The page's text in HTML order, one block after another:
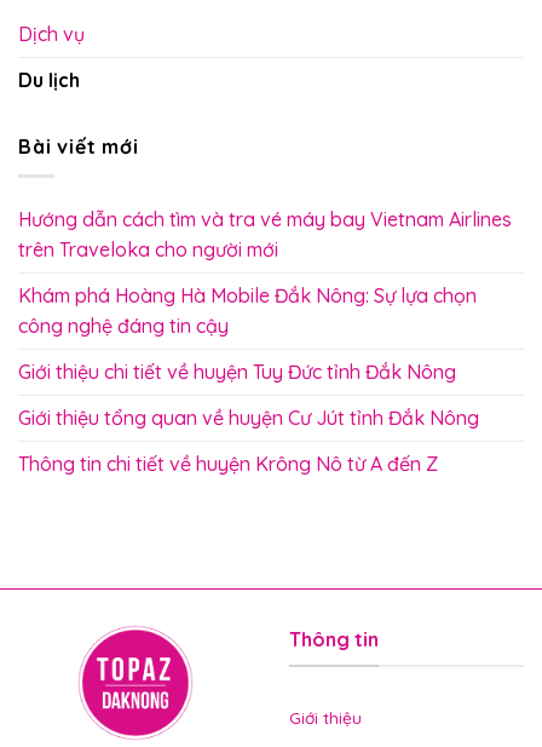
Dịch vụ
Du lịch
Bài viết mới
Hướng dẫn cách tìm và tra vé máy bay Vietnam Airlines
trên Traveloka cho người mới
Khám phá Hoàng Hà Mobile Đắk Nông: Sự lựa chọn
công nghệ đáng tin cậy
Giới thiệu chi tiết về huyện Tuy Đức tỉnh Đắk Nông
Giới thiệu tổng quan về huyện Cư Jút tỉnh Đắk Nông
Thông tin chi tiết về huyện Krông Nô từ A đến Z
Thông tin
Giới thiệu